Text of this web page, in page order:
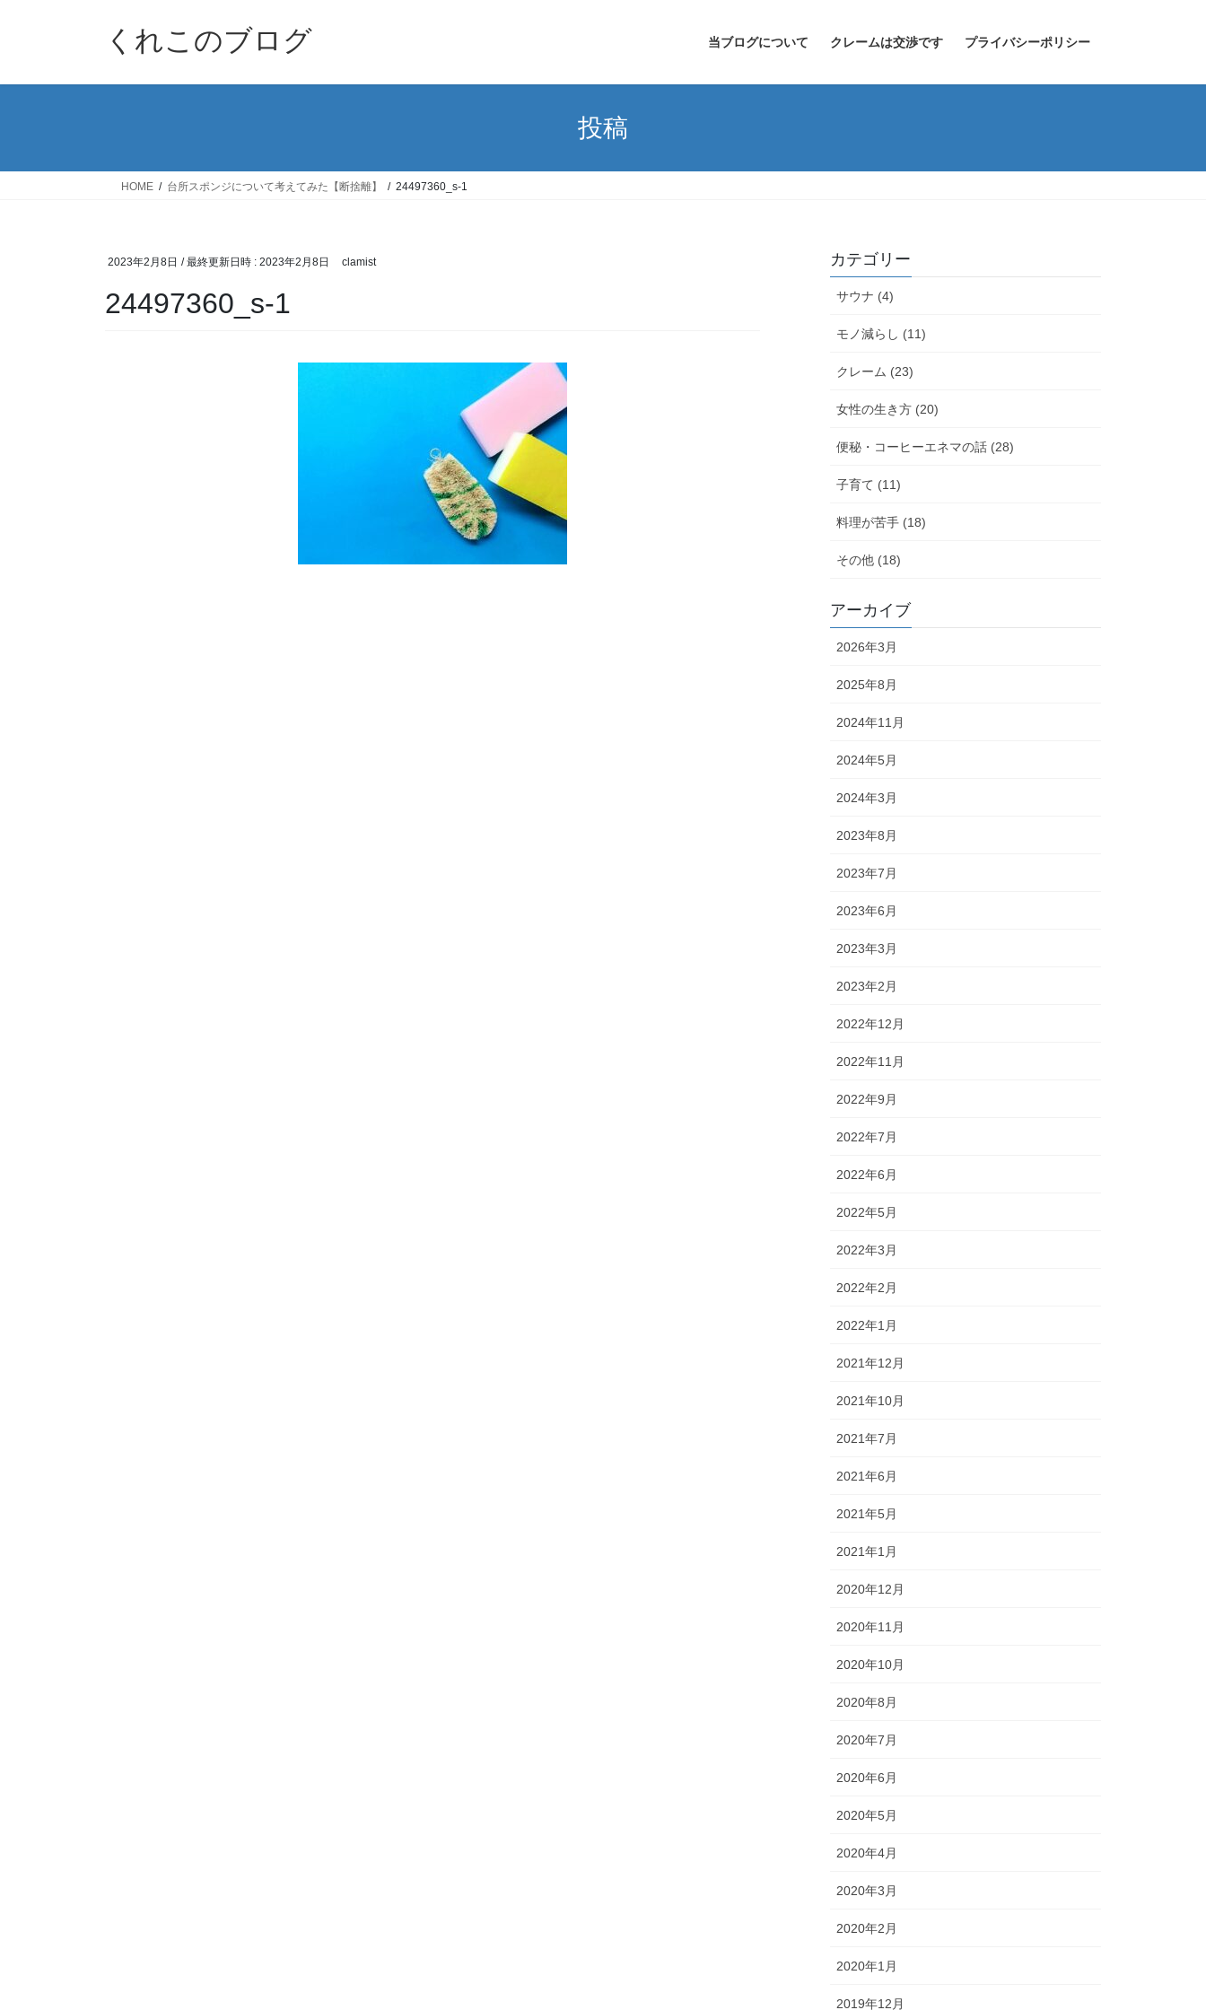
くれこのブログ 当ブログについて クレームは交渉です プライバシーポリシー
投稿
HOME 台所スポンジについて考えてみた【断捨離】 24497360_s-1
2023年2月8日 / 最終更新日時 : 2023年2月8日 clamist
24497360_s-1
カテゴリー
サウナ (4)
モノ減らし (11)
クレーム (23)
女性の生き方 (20)
便秘・コーヒーエネマの話 (28)
子育て (11)
料理が苦手 (18)
その他 (18)
アーカイブ
2026年3月
2025年8月
2024年11月
2024年5月
2024年3月
2023年8月
2023年7月
2023年6月
2023年3月
2023年2月
2022年12月
2022年11月
2022年9月
2022年7月
2022年6月
2022年5月
2022年3月
2022年2月
2022年1月
2021年12月
2021年10月
2021年7月
2021年6月
2021年5月
2021年1月
2020年12月
2020年11月
2020年10月
2020年8月
2020年7月
2020年6月
2020年5月
2020年4月
2020年3月
2020年2月
2020年1月
2019年12月